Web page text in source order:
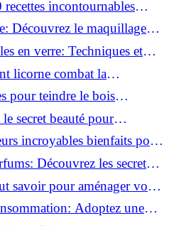
incontournables
naturelle!
Découvrez le maquillage
en verre: Techniques et
licorne combat la
pour teindre le bois
comment!
secret beauté pour
incroyables bienfaits pour
Découvrez les secrets
savoir pour aménager votre
Adoptez une